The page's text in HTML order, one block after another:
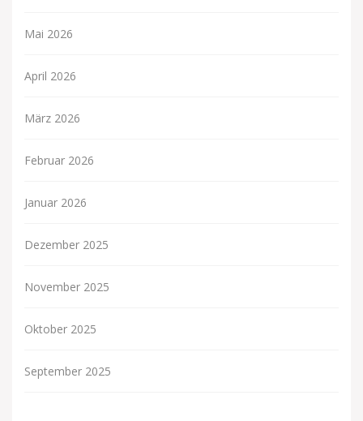
Mai 2026
April 2026
März 2026
Februar 2026
Januar 2026
Dezember 2025
November 2025
Oktober 2025
September 2025